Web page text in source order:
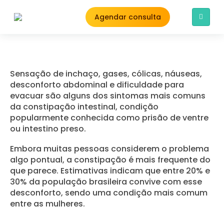
Agendar consulta
Sensação de inchaço, gases, cólicas, náuseas,
desconforto abdominal e dificuldade para
evacuar são alguns dos sintomas mais comuns
da constipação intestinal, condição
popularmente conhecida como prisão de ventre
ou intestino preso.
Embora muitas pessoas considerem o problema
algo pontual, a constipação é mais frequente do
que parece. Estimativas indicam que entre 20% e
30% da população brasileira convive com esse
desconforto, sendo uma condição mais comum
entre as mulheres.